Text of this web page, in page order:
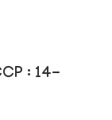
: 14-